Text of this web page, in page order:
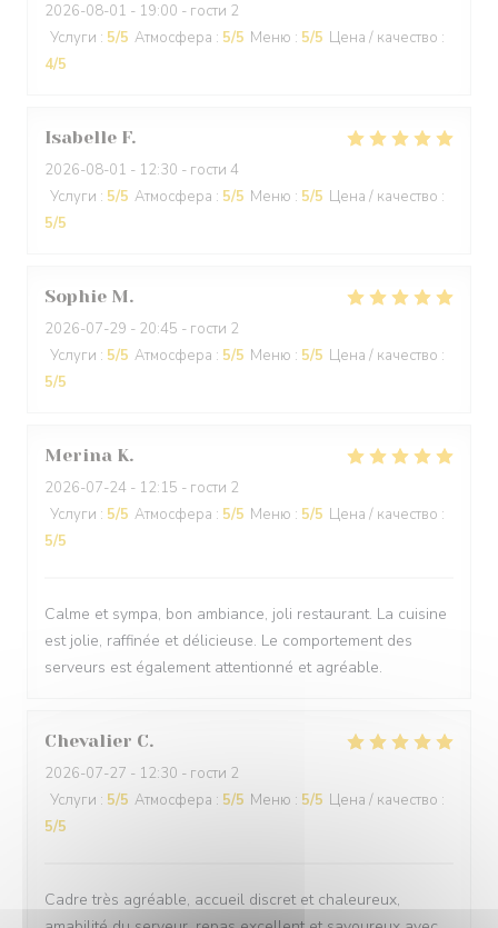
2026-08-01 - 19:00 - гости 2
Услуги : 5/5 Атмосфера : 5/5 Меню : 5/5 Цена / качество :
4/5
Isabelle F
2026-08-01 - 12:30 - гости 4
Услуги : 5/5 Атмосфера : 5/5 Меню : 5/5 Цена / качество :
5/5
Sophie M
2026-07-29 - 20:45 - гости 2
Услуги : 5/5 Атмосфера : 5/5 Меню : 5/5 Цена / качество :
5/5
Merina K
2026-07-24 - 12:15 - гости 2
Услуги : 5/5 Атмосфера : 5/5 Меню : 5/5 Цена / качество :
5/5
Calme et sympa, bon ambiance, joli restaurant. La cuisine
est jolie, raffinée et délicieuse. Le comportement des
serveurs est également attentionné et agréable.
Chevalier C
2026-07-27 - 12:30 - гости 2
Услуги : 5/5 Атмосфера : 5/5 Меню : 5/5 Цена / качество :
5/5
Cadre très agréable, accueil discret et chaleureux,